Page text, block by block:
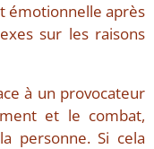
émotionnelle après
sur les raisons
à un provocateur
et le combat,
personne. Si cela